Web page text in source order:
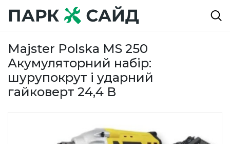
Majster Polska MS 250
Акумуляторний набір:
шурупокрут і ударний
гайковерт 24,4 В